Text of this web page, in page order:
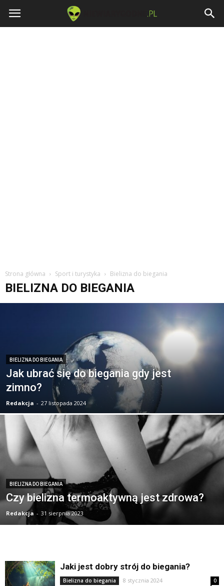
Niewiarygodne.pl
Strona główna Sport i turystyka Bielizna do biegania
BIELIZNA DO BIEGANIA
BIELIZNA DO BIEGANIA
Jak ubrać się do biegania gdy jest
zimno?
Redakcja - 27 listopada 2024
BIELIZNA DO BIEGANIA
Czy bielizna termoaktywną jest zdrowa?
Redakcja - 31 sierpnia 2023
Jaki jest dobry strój do biegania?
Bielizna do biegania 8 stycznia 2024 0